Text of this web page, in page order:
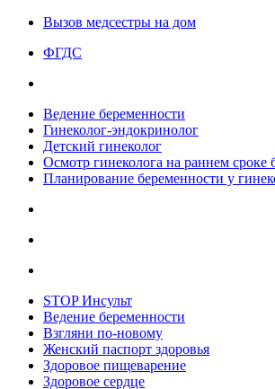
Вызов медсестры на дом
ФГДС
Ведение беременности
Гинеколог-эндокринолог
Детский гинеколог
Осмотр гинеколога на раннем сроке
Планирование беременности у
STOP Инсульт
Ведение беременности
Взгляни по-новому
Женский паспорт здоровья
Здоровое пищеварение
Здоровое сердце